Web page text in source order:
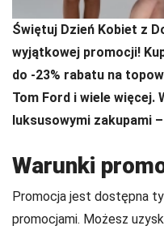
Świętuj Dzień Kobiet z
wyjątkowej promocji!
do -23% rabatu na
Tom Ford i wiele więcej.
luksusowymi zakupami
Warunki
Promocja jest dostępna
promocjami. Możesz